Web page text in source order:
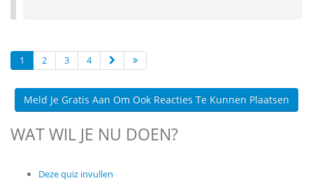
1 2 3 4
Meld Je Gratis Aan Om Ook Reacties Te Kunnen Plaatsen
WAT WIL JE NU DOEN?
Deze quiz invullen